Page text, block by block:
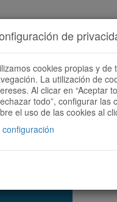
de
cookies propias y
La utilización de
Al clicar en “Aceptar
todo”, configurar
el uso de las cookies al
configuración